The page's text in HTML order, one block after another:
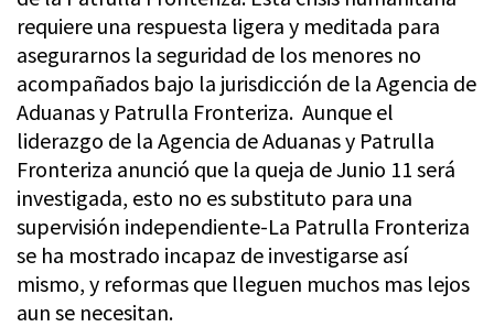
requiere una respuesta ligera y meditada para
asegurarnos la seguridad de los menores no
acompañados bajo la jurisdicción de la Agencia de
Aduanas y Patrulla Fronteriza. Aunque el
liderazgo de la Agencia de Aduanas y Patrulla
Fronteriza anunció que la queja de Junio 11 será
investigada, esto no es substituto para una
supervisión independiente-La Patrulla Fronteriza
se ha mostrado incapaz de investigarse así
mismo, y reformas que lleguen muchos mas lejos
aun se necesitan.